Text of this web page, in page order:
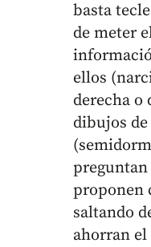
basta
de meter
ellos
derecha o
dibujos
preguntan
proponen
saltando
ahorran